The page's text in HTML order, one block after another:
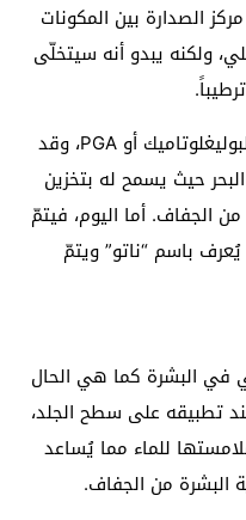
الصدارة بين المكونات
ولكنه يبدو أنه سيتخلّى
يُعرف المكوّن الجديد باسم حمض البوليغلوتاميك أو PGA، وقد
حيث يسمح له بتخزين
الجفاف. أما اليوم، فيتمّ
باسم “ناتو” ويتمّ
في البشرة كما هي الحال
تطبيقه على سطح الجلد،
للماء مما يُساعد
البشرة من الجفاف.